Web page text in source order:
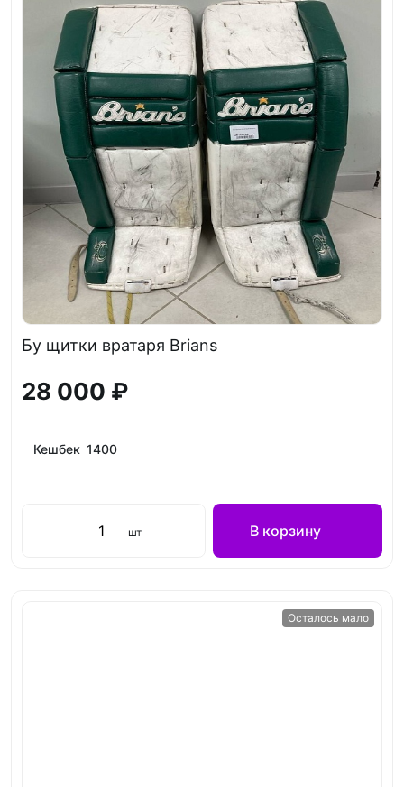
Бу щитки вратаря Brians
28 000 ₽
Кешбек 1400
шт В корзину
Осталось мало